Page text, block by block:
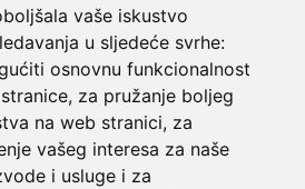
vaše iskustvo
u sljedeće svrhe:
osnovnu funkcionalnost
, za pružanje boljeg
na web stranici, za
vašeg interesa za naše
i usluge i za
raspolaganju
plaćanje